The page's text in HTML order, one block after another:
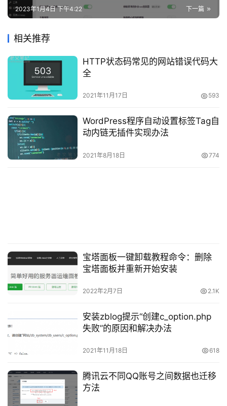
识
问
答
关于织梦dedecms标签有哪些的相关内容；如有侵权，请联系
下一篇
2023年1月4日 下午4:22
相关推荐
HTTP状态码常见的网站错误代码大
全
2021年11月17日 593
WordPress程序自动设置标签Tag自
动内链无插件实现办法
2021年8月18日 774
宝塔面板一键卸载教程命令：删除
宝塔面板并重新开始安装
2022年2月7日 2.1K
安装zblog提示“创建c_option.php
失败”的原因和解决办法
2021年11月18日 618
腾讯云不同QQ账号之间数据也迁移
方法